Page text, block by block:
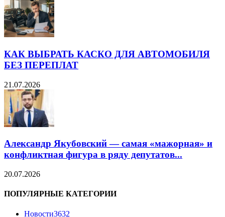
КАК ВЫБРАТЬ КАСКО ДЛЯ АВТОМОБИЛЯ
БЕЗ ПЕРЕПЛАТ
21.07.2026
Александр Якубовский — самая «мажорная» и
конфликтная фигура в ряду депутатов...
20.07.2026
ПОПУЛЯРНЫЕ КАТЕГОРИИ
Новости3632